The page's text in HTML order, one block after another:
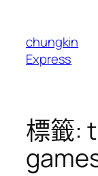
chungkin
Express
標籤: